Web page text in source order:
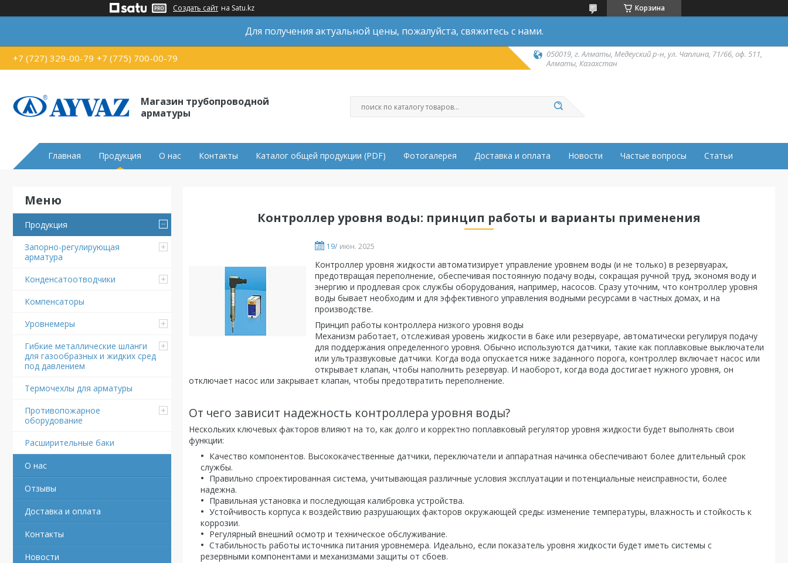
Создать сайт на Satu.kz Корзина
Для получения актуальной цены, пожалуйста, свяжитесь с нами.
+7 (727) 329-00-79 +7 (775) 700-00-79
050019, г. Алматы, Медеуский р-н, ул. Чаплина, 71/66, оф. 511,
Алматы, Казахстан
Магазин трубопроводной
арматуры
Главная Продукция О нас Контакты Каталог общей продукции (PDF) Фотогалерея Доставка и оплата Новости Частые вопросы Статьи
Продукция
Запорно-регулирующая
арматура
Конденсатоотводчики
Компенсаторы
Уровнемеры
Гибкие металлические шланги
для газообразных и жидких сред
под давлением
Термочехлы для арматуры
Противопожарное
оборудование
Расширительные баки
О нас
Отзывы
Доставка и оплата
Контакты
Новости
Контроллер уровня воды: принцип работы и варианты применения
19/ июн. 2025
Контроллер уровня жидкости автоматизирует управление уровнем воды (и не только) в резервуарах,
предотвращая переполнение, обеспечивая постоянную подачу воды, сокращая ручной труд, экономя воду и
энергию и продлевая срок службы оборудования, например, насосов. Сразу уточним, что контроллер уровня
воды бывает необходим и для эффективного управления водными ресурсами в частных домах, и на
производстве.
Принцип работы контроллера низкого уровня воды
Механизм работает, отслеживая уровень жидкости в баке или резервуаре, автоматически регулируя подачу
для поддержания определенного уровня. Обычно используются датчики, такие как поплавковые выключатели
или ультразвуковые датчики. Когда вода опускается ниже заданного порога, контроллер включает насос или
открывает клапан, чтобы наполнить резервуар. И наоборот, когда вода достигает нужного уровня, он
отключает насос или закрывает клапан, чтобы предотвратить переполнение.
От чего зависит надежность контроллера уровня воды?
Нескольких ключевых факторов влияют на то, как долго и корректно поплавковый регулятор уровня жидкости будет выполнять свои
функции:
Качество компонентов. Высококачественные датчики, переключатели и аппаратная начинка обеспечивают более длительный срок
службы.
Правильно спроектированная система, учитывающая различные условия эксплуатации и потенциальные неисправности, более
надежна.
Правильная установка и последующая калибровка устройства.
Устойчивость корпуса к воздействию разрушающих факторов окружающей среды: изменение температуры, влажность и стойкость к
коррозии.
Регулярный внешний осмотр и техническое обслуживание.
Стабильность работы источника питания уровнемера. Идеально, если показатель уровня жидкости будет иметь системы с
резервными компонентами и механизмами защиты от сбоев.